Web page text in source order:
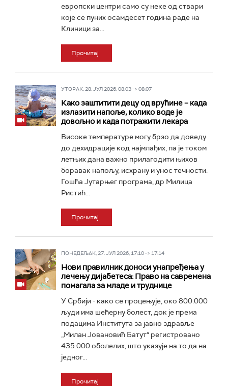
европски центри само су неке од ствари
које се пуних осамдесет година раде на
Клиници за...
Прочитај
УТОРАК, 28. ЈУЛ 2026, 08:03 -> 08:07
Како заштитити децу од врућине – када
излазити напоље, колико воде је
довољно и када потражити лекара
Високе температуре могу брзо да доведу
до дехидрације код најмлађих, па је током
летњих дана важно прилагодити њихов
боравак напољу, исхрану и унос течности.
Гошћа Јутарњег програма, др Милица
Ристић...
Прочитај
ПОНЕДЕЉАК, 27. ЈУЛ 2026, 17:10 -> 17:14
Нови правилник доноси унапређења у
лечењу дијабетеса: Право на савремена
помагала за младе и труднице
У Србији - како се процењује, око 800.000
људи има шећерну болест, док је према
подацима Института за јавно здравље
„Милан Јовановић Батут“ регистровано
435.000 оболелих, што указује на то да на
једног...
Прочитај